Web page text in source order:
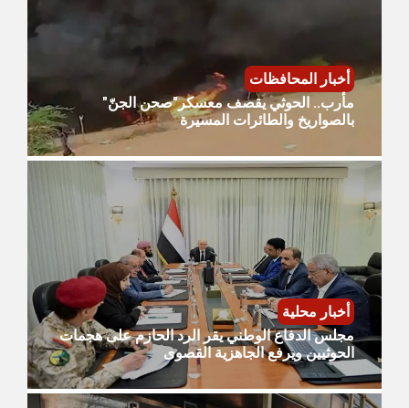
أخبار المحافظات
مأرب.. الحوثي يقصف معسكر"صحن الجنّ"
بالصواريخ والطائرات المسيرة
أخبار محلية
مجلس الدفاع الوطني يقر الرد الحازم على هجمات
الحوثيين ويرفع الجاهزية القصوى